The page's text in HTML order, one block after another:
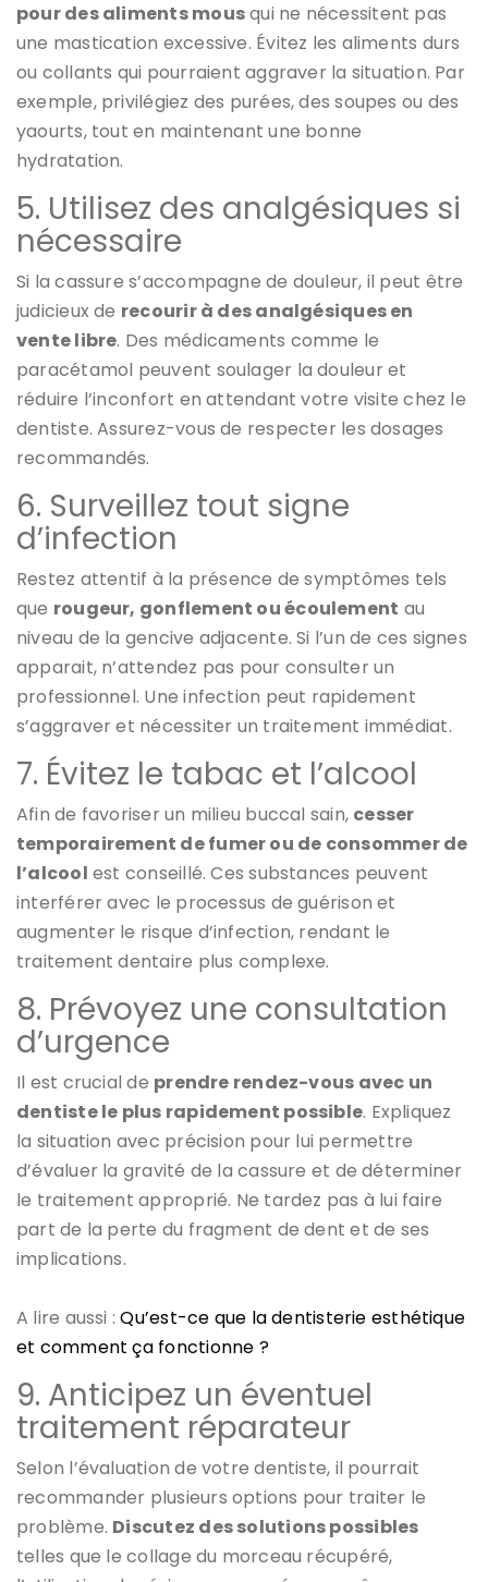
pour des aliments mousqui ne nécessitent pas
une mastication excessive. Évitez les aliments durs
ou collants qui pourraient aggraver la situation. Par
exemple, privilégiez des purées, des soupes ou des
yaourts, tout en maintenant une bonne
hydratation.
5. Utilisez des analgésiques si
nécessaire
Si la cassure s’accompagne de douleur, il peut être
judicieux de recourir à des analgésiques en
vente libre. Des médicaments comme le
paracétamol peuvent soulager la douleur et
réduire l’inconfort en attendant votre visite chez le
dentiste. Assurez-vous de respecter les dosages
recommandés.
6. Surveillez tout signe
d’infection
Restez attentif à la présence de symptômes tels
que rougeur, gonflement ou écoulement au
niveau de la gencive adjacente. Si l’un de ces signes
apparait, n’attendez pas pour consulter un
professionnel. Une infection peut rapidement
s’aggraver et nécessiter un traitement immédiat.
7. Évitez le tabac et l’alcool
Afin de favoriser un milieu buccal sain, cesser
temporairement de fumer ou de consommer de
l’alcool est conseillé. Ces substances peuvent
interférer avec le processus de guérison et
augmenter le risque d’infection, rendant le
traitement dentaire plus complexe.
8. Prévoyez une consultation
d’urgence
Il est crucial de prendre rendez-vous avec un
dentiste le plus rapidement possible. Expliquez
la situation avec précision pour lui permettre
d’évaluer la gravité de la cassure et de déterminer
le traitement approprié. Ne tardez pas à lui faire
part de la perte du fragment de dent et de ses
implications.
A lire aussi :Qu’est-ce que la dentisterie esthétique
et comment ça fonctionne ?
9. Anticipez un éventuel
traitement réparateur
Selon l’évaluation de votre dentiste, il pourrait
recommander plusieurs options pour traiter le
problème. Discutez des solutions possibles
telles que le collage du morceau récupéré,